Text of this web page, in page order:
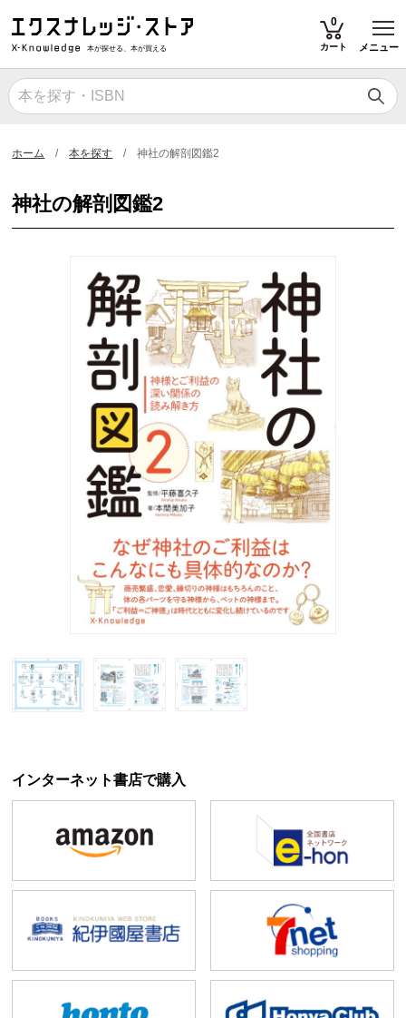
本が探せる、本が買える
0
カート メニュー
ホーム 本を探す 神社の解剖図鑑2
神社の解剖図鑑2
インターネット書店で購入